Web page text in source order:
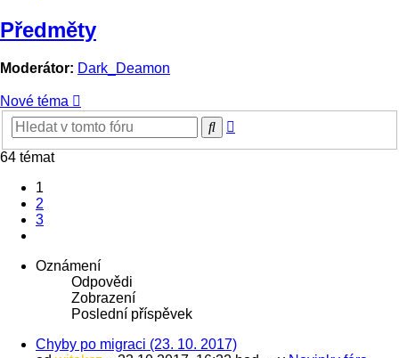
Předměty
Moderátor: Dark_Deamon
Nové téma
Hledat
64 témat
1
2
3
Oznámení
Odpovědi
Zobrazení
Poslední příspěvek
Chyby po migraci (23. 10. 2017)